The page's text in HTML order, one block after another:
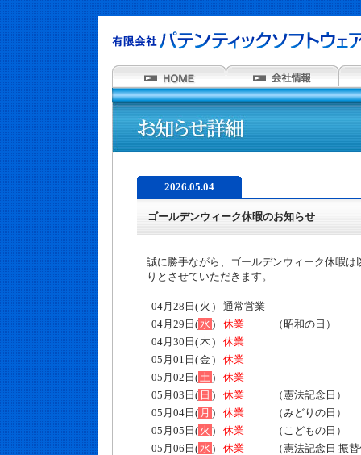
2026.05.04
ゴールデンウィーク休暇のお知らせ
誠に勝手ながら、ゴールデンウィーク休暇は
りとさせていただきます。
04月28日( 火 )
通常営業
04月29日(水) 休業
（昭和の日）
04月30日(木 )
休業
05月01日(金)
休業
05月02日(土 )
休業
05月03日( 日 ) 休業
（憲法記念日）
05月04日( 月 ) 休業
（みどりの日）
05月05日( 火 ) 休業
（こどもの日）
05月06日(水) 休業
（憲法記念日 振